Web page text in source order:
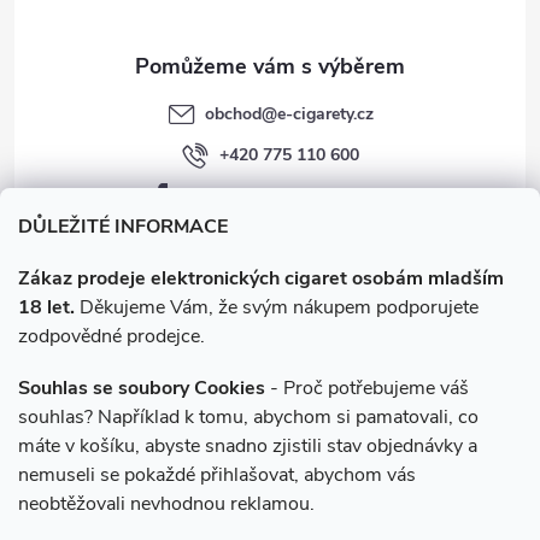
DŮLEŽITÉ INFORMACE
Zákaz prodeje elektronických cigaret osobám mladším
18 let. Děkujeme Vám, že svým nákupem podporujete
zodpovědné prodejce.
Souhlas se soubory Cookies - Proč potřebujeme váš
souhlas? Například k tomu, abychom si pamatovali, co
máte v košíku, abyste snadno zjistili stav objednávky a
nemuseli se pokaždé přihlašovat, abychom vás
neobtěžovali nevhodnou reklamou.
obchod@e-cigarety.cz
+420 775 110 600
facebook.com/e-cigarety.cz
Instagram